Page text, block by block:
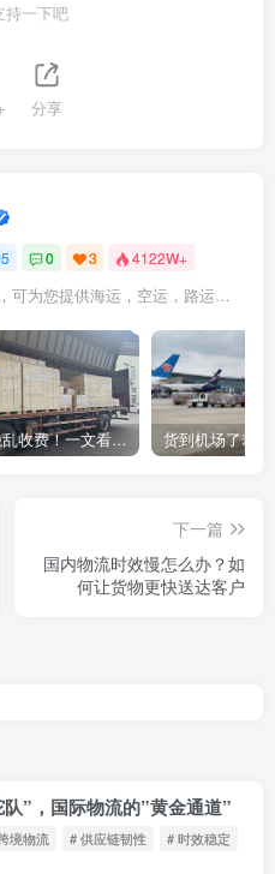
持一下吧
分享
0 3 4122W+
微信1139976508，可为您提供海运，空运，路运，铁路运输
拒绝乱收费！一文看懂中国货代计费套路，教你避开所有隐形坑
下一篇
国内物流时效慢怎么办？如
何让货物更快送达客户
”，国际物流的”黄金通道”
境物流 # 供应链韧性 # 时效稳定